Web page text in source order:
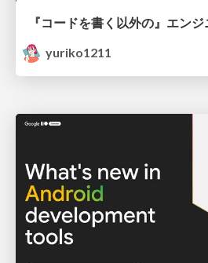
yuriko1211